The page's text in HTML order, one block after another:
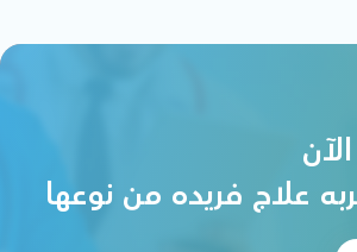
علاج فريده من نوعها